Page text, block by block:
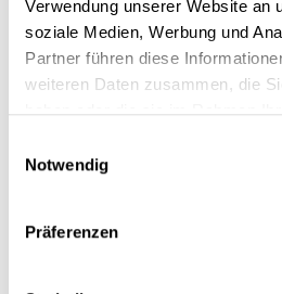
Verwendung unserer Website an
soziale Medien, Werbung und
Partner führen diese
weiteren Daten zusammen, die
haben oder die sie im Rahmen
Notwendig
Präferenzen
Die Schiebeläden bieten
.
Echtholz oder Aluminium in
Sie den Außenbereich an